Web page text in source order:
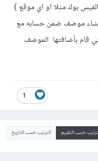
بوك مثلا او اي موقع )
موضف ضمن حسابه مع
قام بأضافتها الموضف
1
حسب التقييم الترتيب حسب التاريخ